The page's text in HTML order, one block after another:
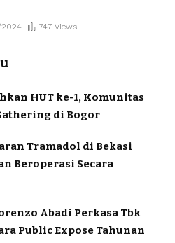
2024 747 Views
HUT ke-1, Komunitas
di Bogor
Tramadol di Bekasi
Beroperasi Secara
Abadi Perkasa Tbk
Public Expose Tahunan